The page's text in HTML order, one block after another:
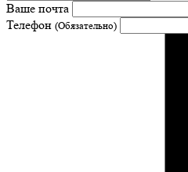
Ваше почта
Телефон (Обязательно)